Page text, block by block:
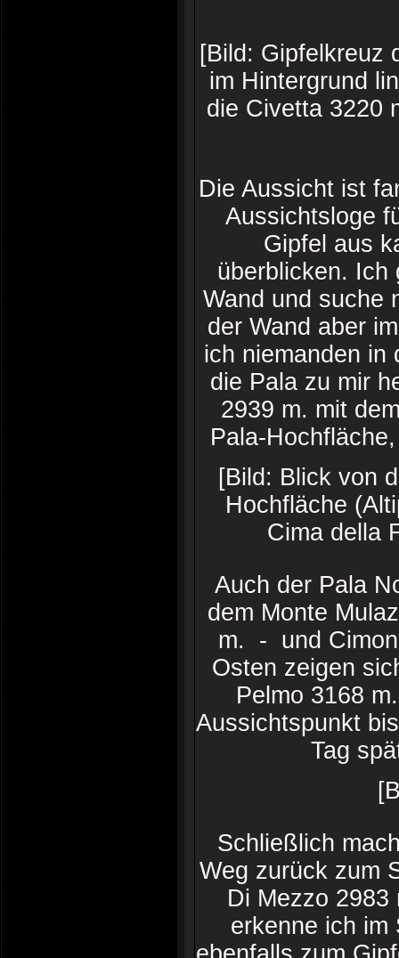
[Bild:
im Hintergrund
die Civetta 3220
Die Aussicht ist
Aussichtsloge
Gipfel aus
überblicken. Ich
Wand und suche
der Wand aber
ich niemanden in
die Pala zu mir
2939 m. mit
Pala-
[Bild: Blick von
Hochfläche
Cima della
Auch der Pala
dem Monte
m. - und Cimon
Osten zeigen
Pelmo 3168
Aussichtspunkt
Tag
Schließlich
Weg zurück zum
Di Mezzo
erkenne ich im